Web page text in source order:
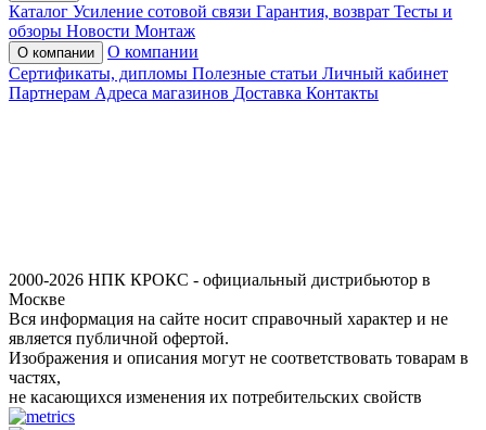
Каталог Усиление сотовой связи Гарантия, возврат Тесты и
обзоры Новости Монтаж
О компании
О компании
Сертификаты, дипломы Полезные статьи Личный кабинет
Партнерам Адреса магазинов Доставка Контакты
2000-2026 НПК КРОКС - официальный дистрибьютор в
Москве
Вся информация на сайте носит справочный характер и не
является публичной офертой.
Изображения и описания могут не соответствовать товарам в
частях,
не касающихся изменения их потребительских свойств